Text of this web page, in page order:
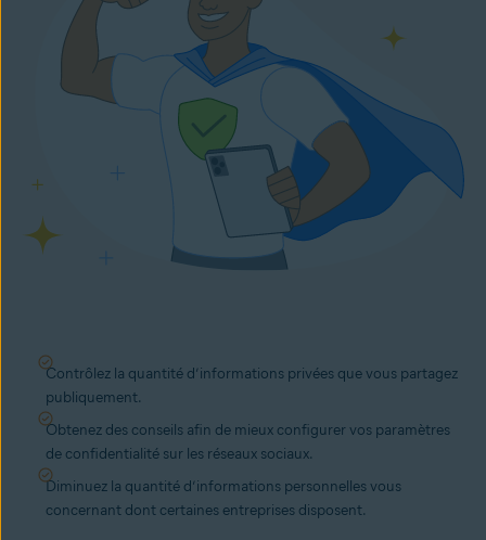
Contrôlez la quantité d’informations privées que vous partagez
publiquement.
Obtenez des conseils afin de mieux configurer vos paramètres
de confidentialité sur les réseaux sociaux.
Diminuez la quantité d’informations personnelles vous
concernant dont certaines entreprises disposent.